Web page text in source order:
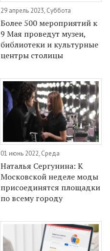
29 апрель 2023, Суббота
Более 500 мероприятий к
9 Мая проведут музеи,
библиотеки и культурные
центры столицы
01 июнь 2022, Среда
Наталья Сергунина: К
Московской неделе моды
присоединятся площадки
по всему городу